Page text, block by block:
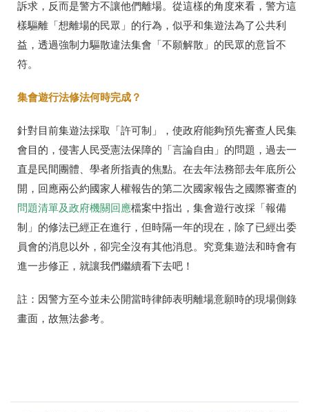
訴求，反而是警方不讓他們離場。從這樣的角度來看，警方這
樣驅離「想離場的民眾」的行為，似乎和集遊法為了公共利
益，透過強制力驅散違法集會「不願解散」的民眾的意旨不
符。
集會遊行法修法何時完成？
針對目前集遊法採取「許可制」，使政府能夠預先審查人民集
會目的，侵害人民受憲法保障的「言論自由」的問題，過去一
直是民間團體、學者所指責的焦點。在去年法務部去年底所公
開，回應兩公約國家人權報告的第二次國家報告之國際審查的
問題清單及政府機關回應檔案中指出，集會遊行改採「報備
制」的修法已經正在進行，但時隔一年的現在，除了已經出委
員會的消息以外，卻完全沒有其他消息。究竟集遊法和時會有
進一步修正，就讓我們繼續看下去吧！
註：因警方至今並未公開當時律師表明離場意願時的現場側錄
畫面，故無法參考。